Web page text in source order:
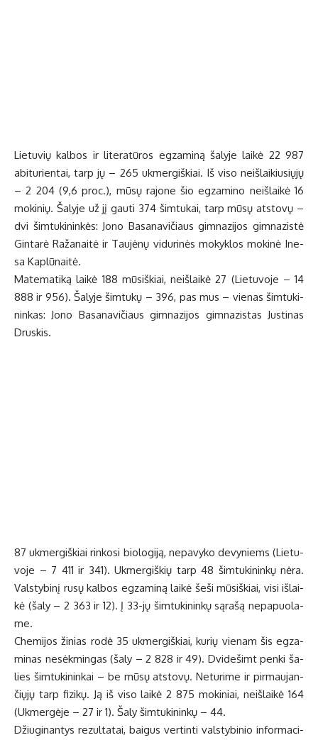
Lie­tu­vių kal­bos ir li­te­ra­tū­ros eg­za­mi­ną ša­ly­je lai­kė 22 987
abi­tu­rien­tai, tarp jų – 265 uk­mer­giš­kiai. Iš vi­so ne­iš­lai­kiu­sių­jų
– 2 204 (9,6 proc.), mū­sų ra­jo­ne šio eg­za­mi­no ne­iš­lai­kė 16
mo­ki­nių. Ša­ly­je už jį gau­ti 374 šim­tu­kai, tarp mū­sų at­sto­vų –
dvi šim­tu­ki­nin­kės: Jo­no Ba­sa­na­vi­čiaus gim­na­zi­jos gim­na­zis­tė
Gin­ta­rė Ra­ža­nai­tė ir Tau­jė­nų vi­du­ri­nės mo­kyk­los mo­ki­nė Ine­
sa Kap­lū­nai­tė.
Ma­te­ma­ti­ką lai­kė 188 mū­siš­kiai, ne­iš­lai­kė 27 (Lie­tu­vo­je – 14
888 ir 956). Ša­ly­je šim­tu­kų – 396, pas mus – vie­nas šim­tu­ki­
nin­kas: Jo­no Ba­sa­na­vi­čiaus gim­na­zi­jos gim­na­zis­tas Jus­ti­nas
Drus­kis.
87 uk­mer­giš­kiai rin­ko­si bio­lo­gi­ją, ne­pa­vy­ko de­vy­niems (Lie­tu­
vo­je – 7 411 ir 341). Uk­mer­giš­kių tarp 48 šim­tu­ki­nin­kų nė­ra.
Vals­ty­bi­nį ru­sų kal­bos eg­za­mi­ną lai­kė še­ši mū­siš­kiai, vi­si iš­lai­
kė (ša­ly – 2 363 ir 12). Į 33-jų šim­tu­ki­nin­kų są­ra­šą ne­pa­puo­la­
me.
Che­mi­jos ži­nias ro­dė 35 uk­mer­giš­kiai, ku­rių vie­nam šis eg­za­
mi­nas ne­sėk­min­gas (ša­ly – 2 828 ir 49). Dvi­de­šimt pen­ki ša­
lies šim­tu­ki­nin­kai – be mū­sų at­sto­vų. Ne­tu­ri­me ir pir­mau­jan­
čių­jų tarp fi­zi­kų. Ją iš vi­so lai­kė 2 875 mo­ki­niai, ne­iš­lai­kė 164
(Uk­mer­gė­je – 27 ir 1). Ša­ly šim­tu­ki­nin­kų – 44.
Džiu­gi­nan­tys re­zul­ta­tai, bai­gus ver­tin­ti vals­ty­bi­nio in­for­ma­ci­